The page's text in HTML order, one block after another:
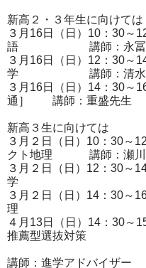
新高２・３年生に向けては
３月16日（日）10：30
語 講師：永冨
３月16日（日）12：30
学 講師：清水
３月16日（日）14：30
通］ 講師：重盛先生
新高３生に向けては
３月２日（日）10：30～
クト地理 講師：瀬川
３月２日（日）12：30～
学 講師：
３月２日（日）14：30～
理 講師：
４月13日（日）14：30～
推薦型選抜対策
講師：進学アドバイザー